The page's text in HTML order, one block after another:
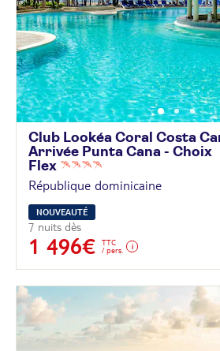
Club Lookéa Coral Costa
Arrivée Punta Cana - Choix
Flex
République dominicaine
NOUVEAUTÉ
7 nuits dès
1 496€
TTC
/ pers.